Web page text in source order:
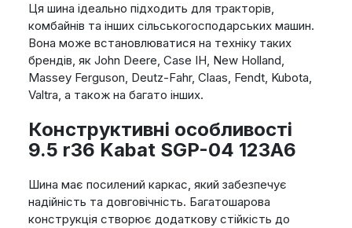
Ця шина ідеально підходить для тракторів,
комбайнів та інших сільськогосподарських машин.
Вона може встановлюватися на техніку таких
брендів, як John Deere, Case IH, New Holland,
Massey Ferguson, Deutz-Fahr, Claas, Fendt, Kubota,
Valtra, а також на багато інших.
Конструктивні особливості
9.5 r36 Kabat SGP-04 123A6
Шина має посилений каркас, який забезпечує
надійність та довговічність. Багатошарова
конструкція створює додаткову стійкість до